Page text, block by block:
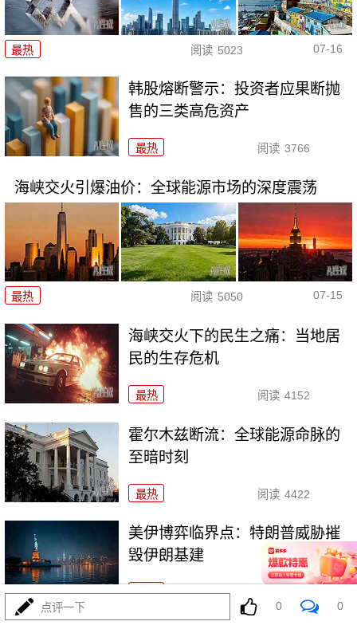
最热 阅读 5023 07-16
韩股熔断警示：投资者应果断抛
售的三类高危资产
最热 阅读 3766
海峡交火引爆油价：全球能源市场的深度震荡
最热 阅读 5050 07-15
海峡交火下的民生之痛：当地居
民的生存危机
最热 阅读 4152
霍尔木兹断流：全球能源命脉的
至暗时刻
最热 阅读 4422
美伊博弈临界点：特朗普威胁摧
毁伊朗基建
最热
点评一下 0 0